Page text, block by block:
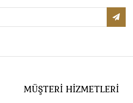
MÜŞTERI HIZMETLERI